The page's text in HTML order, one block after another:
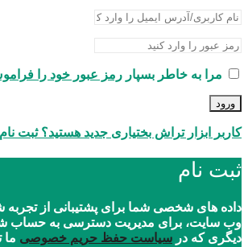
مرا به خاطر بسپار رمز عبور خود را
ورود
کاربر ابزار تراش بختیاری جدید هستید؟ ثبت نام
ثبت نام
داده های شخصی شما برای پشتیبانی از تجربه
وب سایت، برای مدیریت دسترسی به حساب
دیگری که در سیاست حفظ حریم خصوصی ما